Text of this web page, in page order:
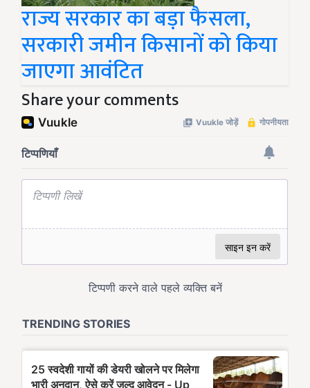
राज्य सरकार का बड़ा फैसला,
सरकारी जमीन किसानों को किया
जाएगा आवंटित
Share your comments